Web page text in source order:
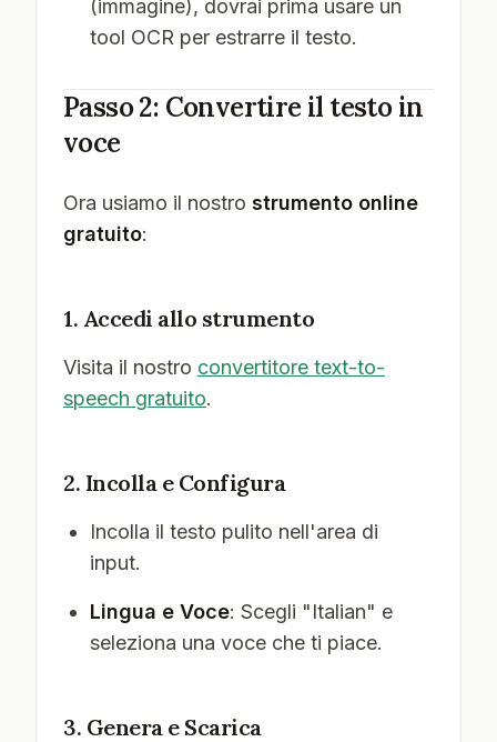
(immagine), dovrai prima usare un
tool OCR per estrarre il testo.
Passo 2: Convertire il testo in
voce
Ora usiamo il nostro strumento online
gratuito:
1. Accedi allo strumento
Visita il nostro convertitore text-to-
speech gratuito.
2. Incolla e Configura
Incolla il testo pulito nell'area di
input.
Lingua e Voce: Scegli "Italian" e
seleziona una voce che ti piace.
3. Genera e Scarica